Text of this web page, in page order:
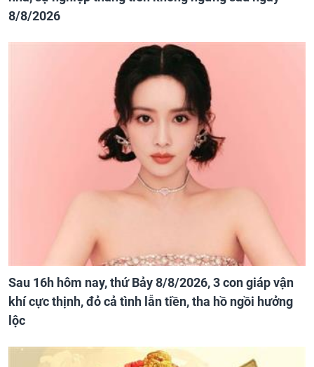
8/8/2026
Sau 16h hôm nay, thứ Bảy 8/8/2026, 3 con giáp vận
khí cực thịnh, đỏ cả tình lẫn tiền, tha hồ ngồi hưởng
lộc